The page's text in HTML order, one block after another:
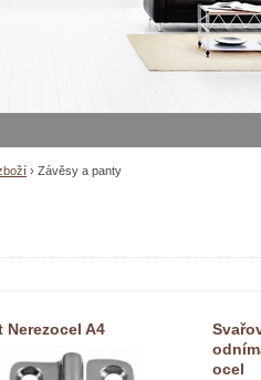
› Závěsy a panty
Nerezocel A4
ocel